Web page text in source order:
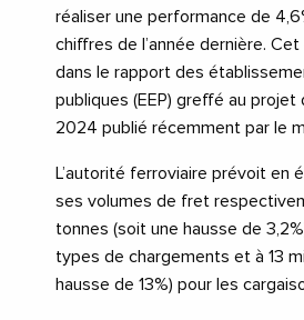
réaliser une performance de
chiffres de l’année dernière.
dans le rapport des
publiques (EEP) greffé au projet
2024 publié récemment par le
L’autorité ferroviaire prévoit en
ses volumes de fret
tonnes (soit une hausse de
types de chargements et à 13
hausse de 13%) pour les